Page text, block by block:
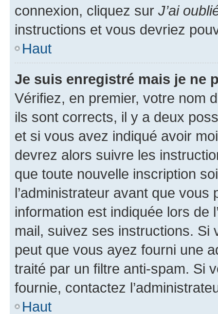
connexion, cliquez sur J’ai
instructions et vous devriez
Haut
Je suis enregistré mais je ne
Vérifiez, en premier, votre nom
ils sont corrects, il y a deux
et si vous avez indiqué avoir
devrez alors suivre les
que toute nouvelle inscription
l’administrateur avant que
information est indiquée lors de
mail, suivez ses instructions. Si
peut que vous ayez fourni une
traité par un filtre anti-spam. Si
fournie, contactez
Haut